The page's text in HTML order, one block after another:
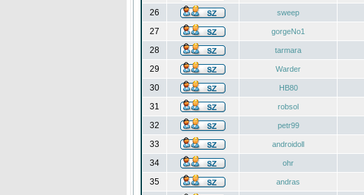
26
sweep
27
gorgeNo1
28
tarmara
29
Warder
30
HB80
31
robsol
32
petr99
33
androidoll
34
ohr
35
andras